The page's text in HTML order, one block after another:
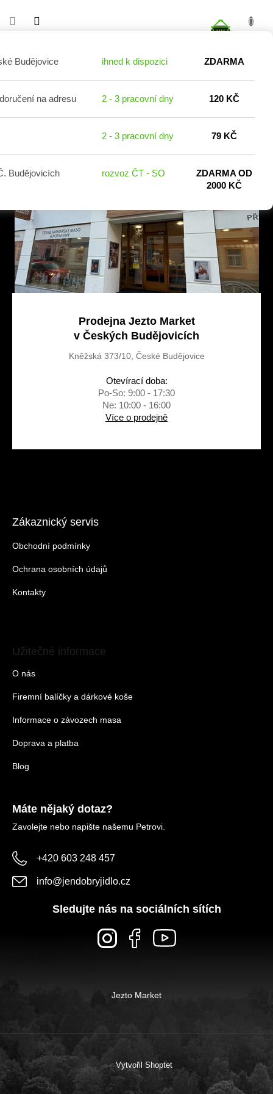
obsah
Doporučení (nemazat!)
Budějovice ihned k dispozici ZDARMA
na adresu 2 - 3 pracovní dny 120 KČ
2 - 3 pracovní dny 79 KČ
Budějovicích rozvoz ČT - SO
ZDARMA OD
2000 KČ
p
a
Prodejna Jezto Market
v Českých Budějovicích
Kněžská 373/10, České Budějovice
Otevírací doba:
Po-So: 9:00 - 17:30
Ne: 10:00 - 16:00
Více o prodejně
Zákaznický servis
Obchodní podmínky
Ochrana osobních údajů
Kontakty
Užitečné informace
O nás
Firemní balíčky a dárkové koše
Informace o závozech masa
Doprava a platba
Blog
Máte nějaký dotaz?
Zavolejte nebo napište našemu Petrovi.
+420 603 248 457
info@jendobryjidlo.cz
Sledujte nás na sociálních sítích
Jezto Market
Vytvořil Shoptet